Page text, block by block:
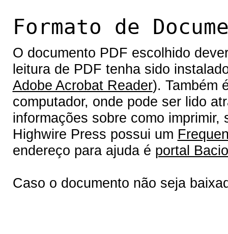
Formato de
O documento PDF escolhido
leitura de PDF tenha sido
Adobe Acrobat Reader). Também
computador, onde pode ser lido
informações sobre como
Highwire Press possui um
endereço para ajuda é portal
Caso o documento não seja